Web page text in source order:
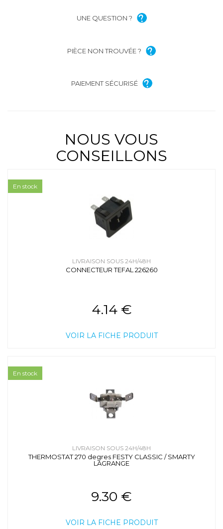
UNE QUESTION ?
PIÈCE NON TROUVÉE ?
PAIEMENT SÉCURISÉ
NOUS VOUS
CONSEILLONS
LIVRAISON SOUS 24H/48H
CONNECTEUR TEFAL 226260
4.14 €
VOIR LA FICHE PRODUIT
En stock
LIVRAISON SOUS 24H/48H
THERMOSTAT 270 degres FESTY CLASSIC / SMARTY
LAGRANGE
9.30 €
VOIR LA FICHE PRODUIT
En stock